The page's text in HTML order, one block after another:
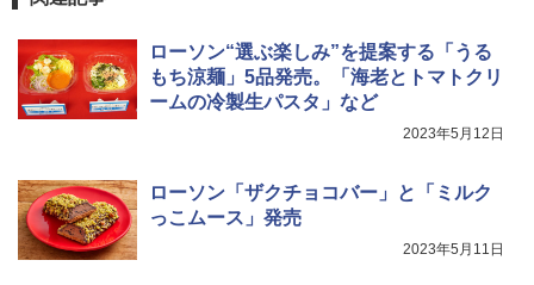
ローソン“選ぶ楽しみ”を提案する「うる
もち涼麺」5品発売。「海老とトマトクリ
ームの冷製生パスタ」など
2023年5月12日
ローソン「ザクチョコバー」と「ミルク
っこムース」発売
2023年5月11日